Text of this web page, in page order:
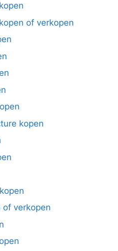
of verkopen
kopen
of verkopen